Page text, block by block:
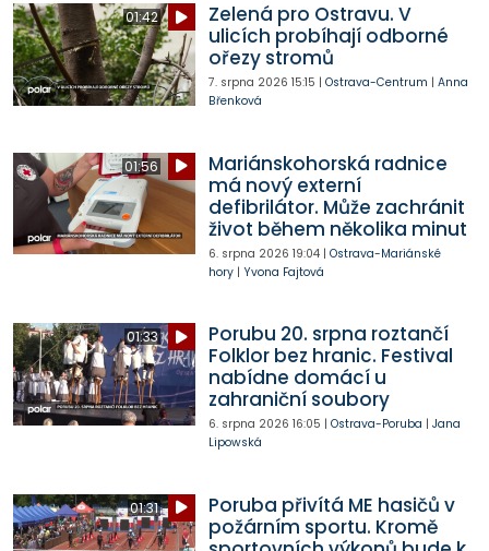
01:42
Zelená pro Ostravu. V
ulicích probíhají odborné
ořezy stromů
7. srpna 2026 15:15 | Ostrava-Centrum | Anna
Břenková
01:56
Mariánskohorská radnice
má nový externí
defibrilátor. Může zachránit
život během několika minut
6. srpna 2026 19:04| Ostrava-Mariánské
hory| Yvona Fajtová
01:33
Porubu 20. srpna roztančí
Folklor bez hranic. Festival
nabídne domácí u
zahraniční soubory
6. srpna 2026 16:05 | Ostrava-Poruba | Jana
Lipowská
01:31
Poruba přivítá ME hasičů v
požárním sportu. Kromě